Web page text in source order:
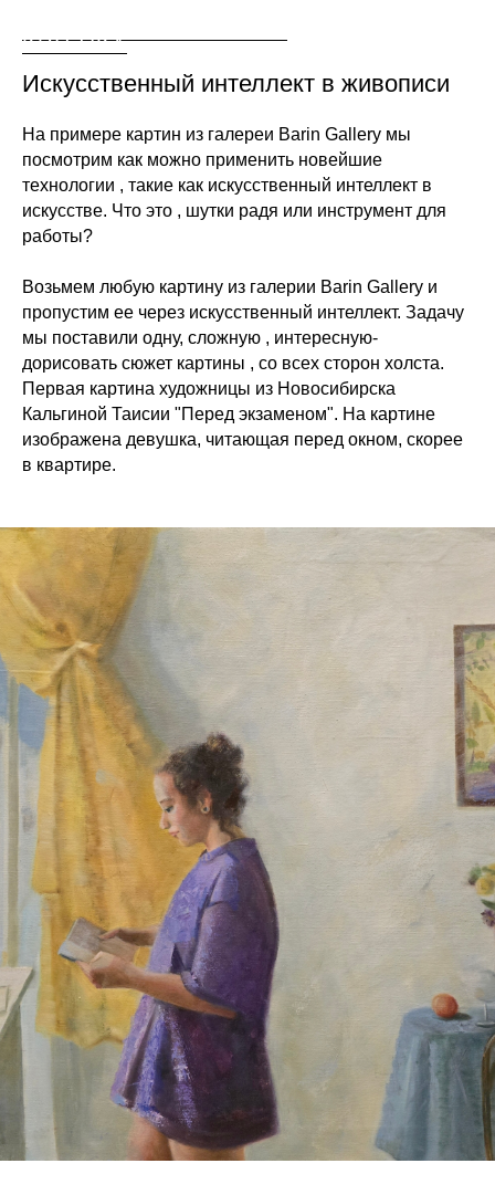
KRITTIKA
Искусственный интеллект в живописи
На примере картин из галереи Barin Gallery мы
посмотрим как можно применить новейшие
технологии , такие как искусственный интеллект в
искусстве. Что это , шутки радя или инструмент для
работы?
Возьмем любую картину из галерии Barin Gallery и
пропустим ее через искусственный интеллект. Задачу
мы поставили одну, сложную , интересную-
дорисовать сюжет картины , со всех сторон холста.
Первая картина художницы из Новосибирска
Кальгиной Таисии "Перед экзаменом". На картине
изображена девушка, читающая перед окном, скорее
в квартире.